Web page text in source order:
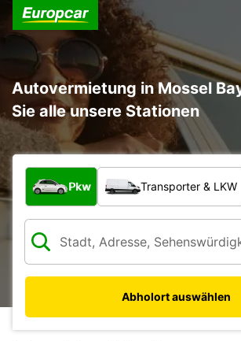
Autovermietung in Mossel
Sie alle unsere Stationen
Welche Art von Fahrzeug?
Pkw Transporter & LKW
Abholort auswählen